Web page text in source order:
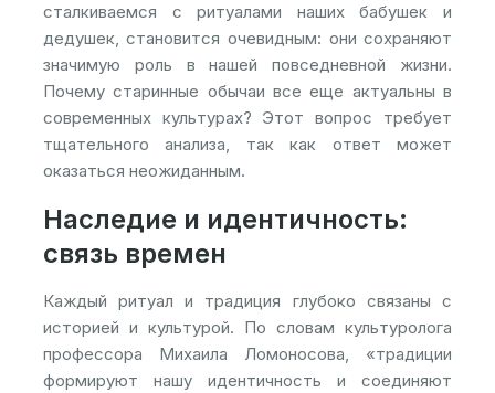
сталкиваемся с ритуалами наших бабушек и
дедушек, становится очевидным: они сохраняют
значимую роль в нашей повседневной жизни.
Почему старинные обычаи все еще актуальны в
современных культурах? Этот вопрос требует
тщательного анализа, так как ответ может
оказаться неожиданным.
Наследие и идентичность:
связь времен
Каждый ритуал и традиция глубоко связаны с
историей и культурой. По словам культуролога
профессора Михаила Ломоносова, «традиции
формируют нашу идентичность и соединяют